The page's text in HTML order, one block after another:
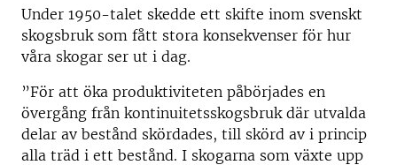
Under 1950-talet skedde ett skifte inom svenskt
skogsbruk som fått stora konsekvenser för hur
våra skogar ser ut i dag.
”För att öka produktiviteten påbörjades en
övergång från kontinuitetsskogsbruk där utvalda
delar av bestånd skördades, till skörd av i princip
alla träd i ett bestånd. I skogarna som växte upp